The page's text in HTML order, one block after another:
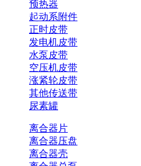
预热器
起动系附件
正时皮带
发电机皮带
水泵皮带
空压机皮带
涨紧轮皮带
其他传送带
尿素罐
离合器片
离合器压盘
离合器壳